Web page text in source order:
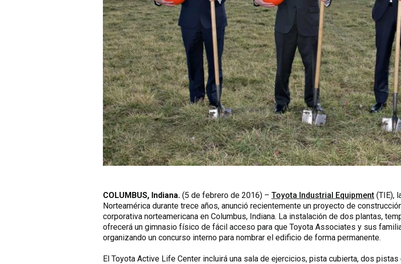
COLUMBUS, Indiana. (5 de febrero de 2016) – Toyota Industrial Equipment (TIE),
Norteamérica durante trece años, anunció recientemente un proyecto de
corporativa norteamericana en Columbus, Indiana. La instalación de dos plantas,
ofrecerá un gimnasio físico de fácil acceso para que Toyota Associates y sus
organizando un concurso interno para nombrar el edificio de forma permanente.
El Toyota Active Life Center incluirá una sala de ejercicios, pista cubierta, dos